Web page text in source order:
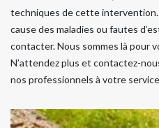
techniques de cette intervention.
cause des maladies ou fautes
contacter. Nous sommes là pour
N’attendez plus et contactez-
nos professionnels à votre